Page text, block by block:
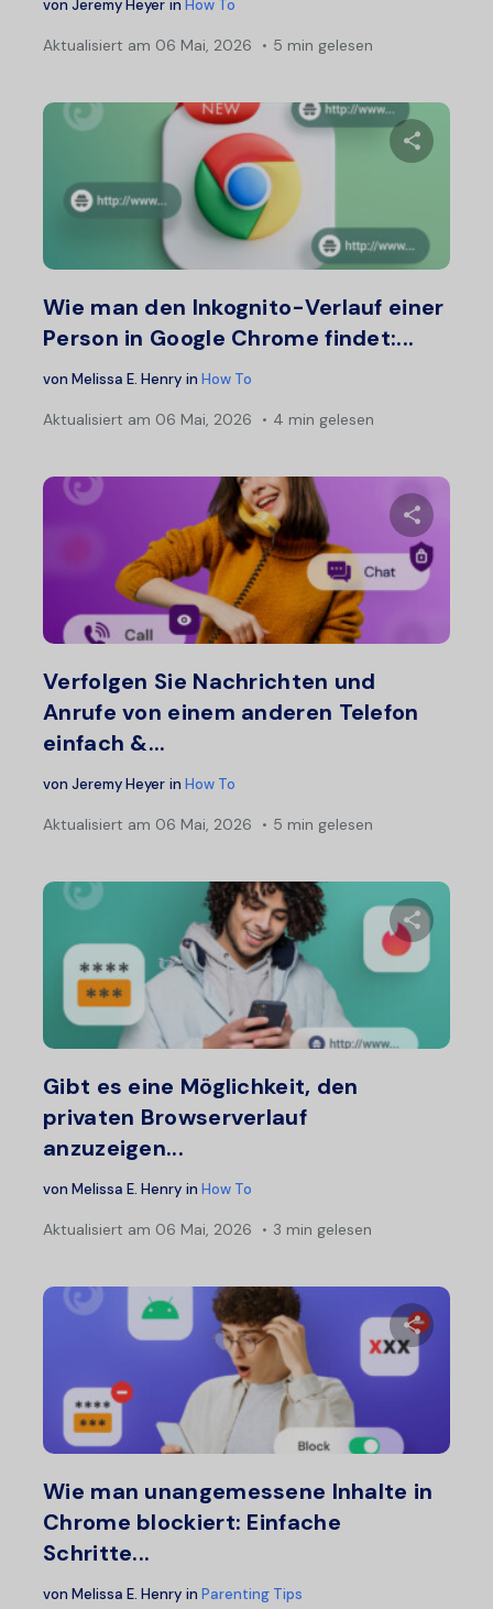
von Jeremy Heyer in How To
Aktualisiert am 06 Mai, 2026 5 min gelesen
Wie man den Inkognito-Verlauf einer
Person in Google Chrome findet:...
von Melissa E. Henry in How To
Aktualisiert am 06 Mai, 2026 4 min gelesen
Diesen
Verfolgen Sie Nachrichten und
Anrufe von einem anderen Telefon
einfach &...
von Jeremy Heyer in How To
Aktualisiert am 06 Mai, 2026 5 min gelesen
Diesen
Gibt es eine Möglichkeit, den
privaten Browserverlauf
anzuzeigen...
von Melissa E. Henry in How To
Aktualisiert am 06 Mai, 2026 3 min gelesen
Diesen
Wie man unangemessene Inhalte in
Chrome blockiert: Einfache
Schritte...
von Melissa E. Henry in Parenting Tips